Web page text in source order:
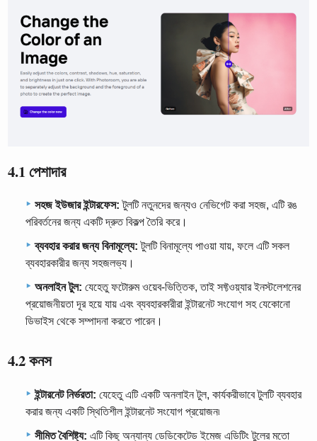
4.1 পেশাদার
সহজ ইউজার ইন্টারফেস: টুলটি নতুনদের জন্যও নেভিগেট করা সহজ, এটি রঙ
পরিবর্তনের জন্য একটি দ্রুত বিকল্প তৈরি করে।
ব্যবহার করার জন্য বিনামূল্যে: টুলটি বিনামূল্যে পাওয়া যায়, ফলে এটি সকল
ব্যবহারকারীর জন্য সহজলভ্য।
অনলাইন টুল: যেহেতু ফটোরুম ওয়েব-ভিত্তিক, তাই সফ্টওয়্যার ইনস্টলেশনের
প্রয়োজনীয়তা দূর হয়ে যায় এবং ব্যবহারকারীরা ইন্টারনেট সংযোগ সহ যেকোনো
ডিভাইস থেকে সম্পাদনা করতে পারেন।
4.2 কনস
ইন্টারনেট নির্ভরতা: যেহেতু এটি একটি অনলাইন টুল, কার্যকরীভাবে টুলটি ব্যবহার
করার জন্য একটি স্থিতিশীল ইন্টারনেট সংযোগ প্রয়োজন৷
সীমিত বৈশিষ্ট্য: এটি কিছু অন্যান্য ডেডিকেটেড ইমেজ এডিটিং টুলের মতো